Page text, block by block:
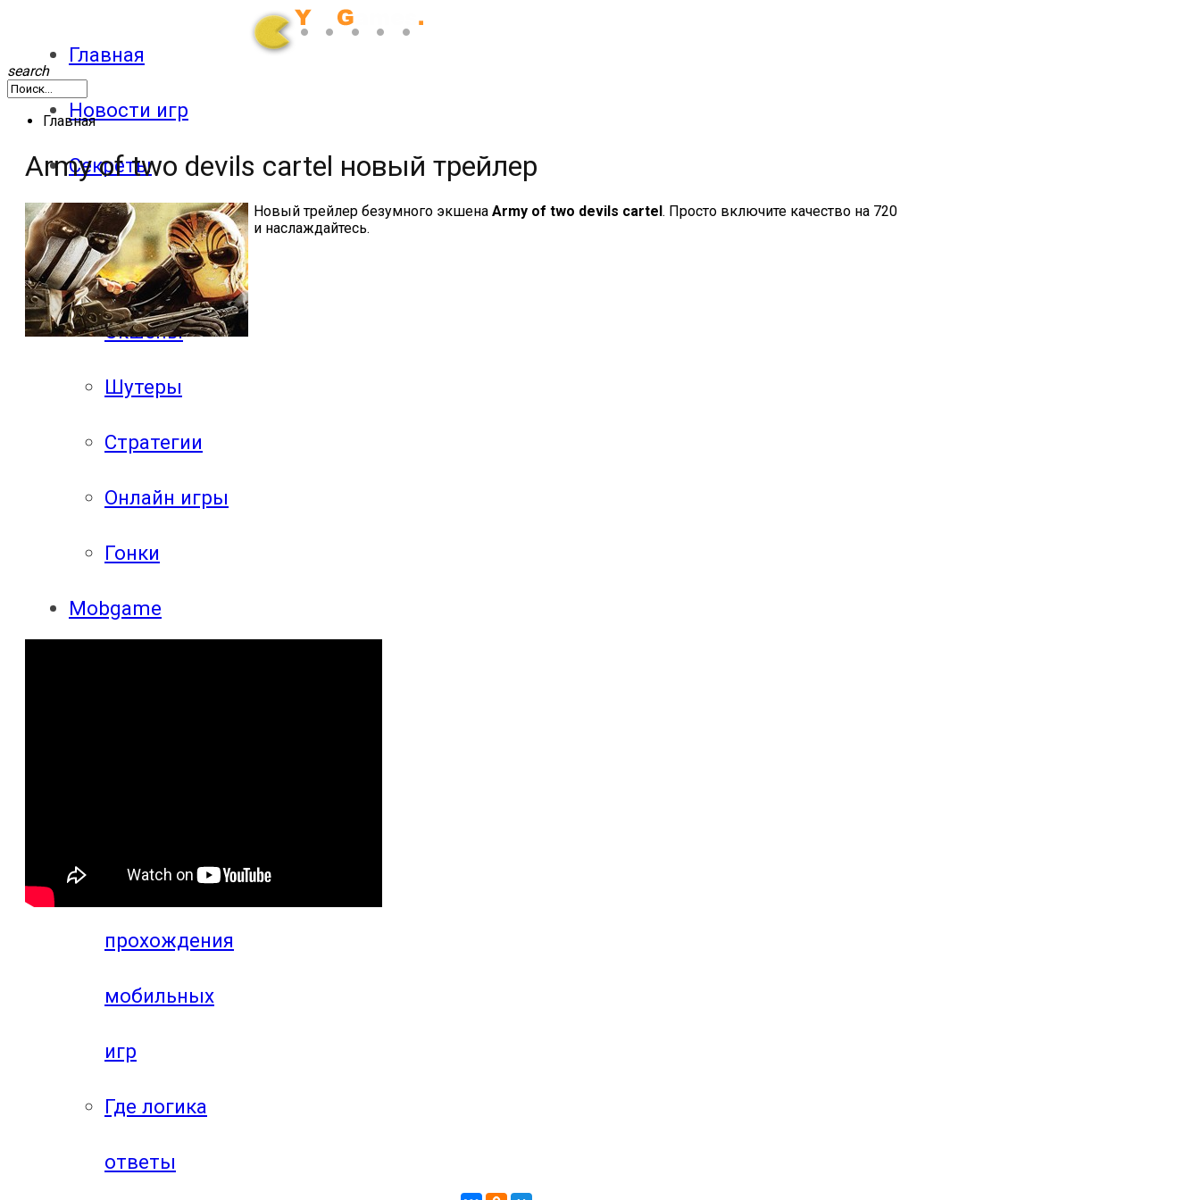
Главная
Новости игр
Секреты
Патчи
Обзоры
Экшены
Шутеры
Стратегии
Онлайн игры
Гонки
Mobgame
Видео
прохождения
мобильных
игр
Где логика
ответы
search
Главная
Army of two devils cartel новый трейлер
Новый трейлер безумного экшена Army of two devils cartel. Просто включите качество на 720
и наслаждайтесь.